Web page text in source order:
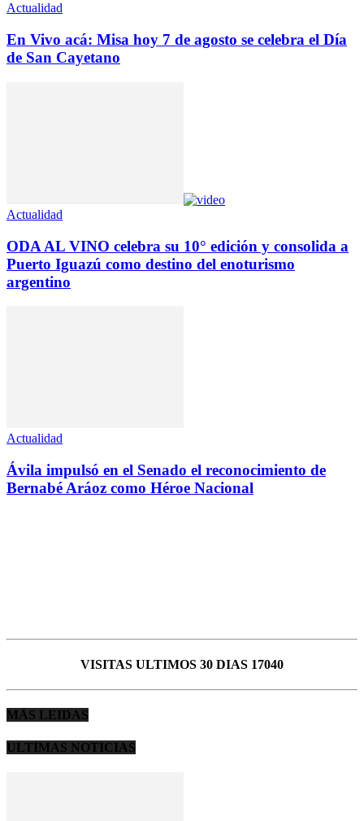
Actualidad
En Vivo acá: Misa hoy 7 de agosto se celebra el Día
de San Cayetano
Actualidad
ODA AL VINO celebra su 10° edición y consolida a
Puerto Iguazú como destino del enoturismo
argentino
Actualidad
Ávila impulsó en el Senado el reconocimiento de
Bernabé Aráoz como Héroe Nacional
VISITAS ULTIMOS 30 DIAS 17040
MÁS LEIDAS
ULTIMAS NOTICIAS